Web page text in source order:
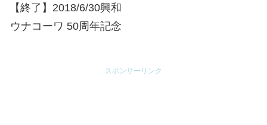
【終了】2018/6/30興和
ウナコーワ 50周年記念
スポンサーリンク